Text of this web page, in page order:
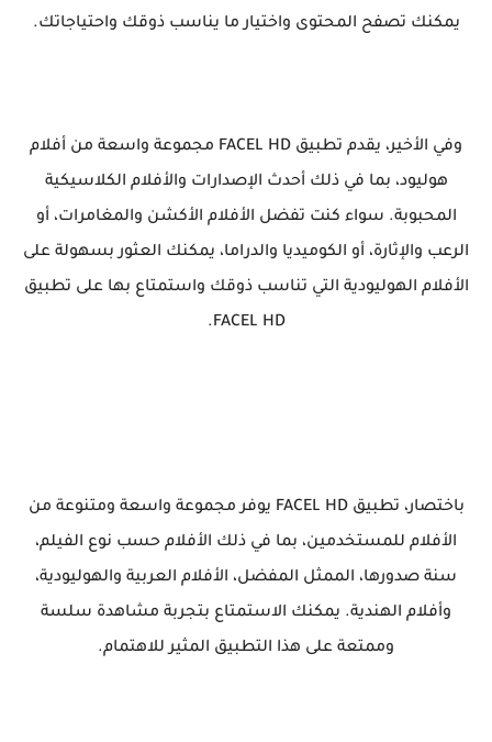
يمكنك تصفح المحتوى واختيار ما يناسب ذوقك واحتياجاتك.
وفي الأخير، يقدم تطبيق FACEL HD مجموعة واسعة من أفلام
هوليود، بما في ذلك أحدث الإصدارات والأفلام الكلاسيكية
المحبوبة. سواء كنت تفضل الأفلام الأكشن والمغامرات، أو
الرعب والإثارة، أو الكوميديا والدراما، يمكنك العثور بسهولة على
الأفلام الهوليودية التي تناسب ذوقك واستمتاع بها على تطبيق
FACEL HD.
باختصار، تطبيق FACEL HD يوفر مجموعة واسعة ومتنوعة من
الأفلام للمستخدمين، بما في ذلك الأفلام حسب نوع الفيلم،
سنة صدورها، الممثل المفضل، الأفلام العربية والهوليودية،
وأفلام الهندية. يمكنك الاستمتاع بتجربة مشاهدة سلسة
وممتعة على هذا التطبيق المثير للاهتمام.